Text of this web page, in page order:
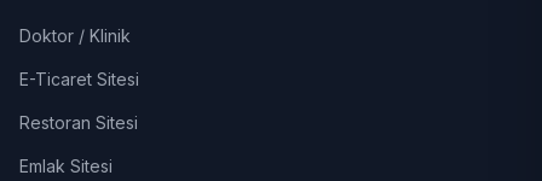
Doktor / Klinik
E-Ticaret Sitesi
Restoran Sitesi
Emlak Sitesi